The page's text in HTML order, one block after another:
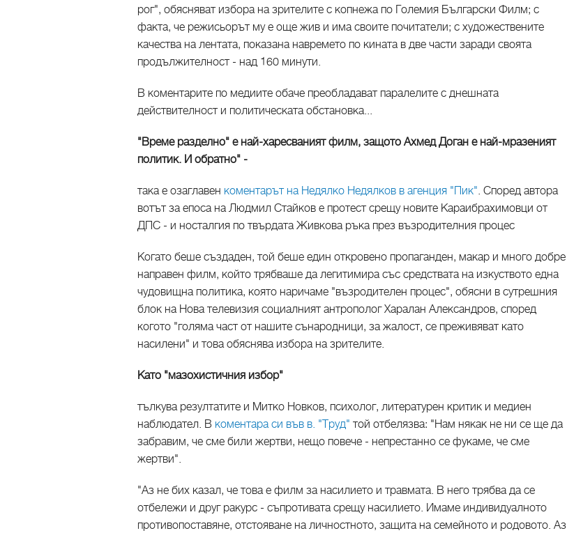
рог", обясняват избора на зрителите с копнежа по Големия Български Филм; с
факта, че режисьорът му е още жив и има своите почитатели; с художествените
качества на лентата, показана навремето по кината в две части заради своята
продължителност - над 160 минути.
В коментарите по медиите обаче преобладават паралелите с днешната
действителност и политическата обстановка...
"Време разделно" е най-харесваният филм, защото Ахмед Доган е най-мразеният
политик. И обратно" -
така е озаглавен коментарът на Недялко Недялков в агенция "Пик". Според автора
вотът за епоса на Людмил Стайков е протест срещу новите Караибрахимовци от
ДПС - и носталгия по твърдата Живкова ръка през възродителния процес
Когато беше създаден, той беше един откровено пропаганден, макар и много добре
направен филм, който трябваше да легитимира със средствата на изкуството една
чудовищна политика, която наричаме "възродителен процес", обясни в сутрешния
блок на Нова телевизия социалният антрополог Харалан Александров, според
когото "голяма част от нашите сънародници, за жалост, се преживяват като
насилени" и това обяснява избора на зрителите.
Като "мазохистичния избор"
тълкува резултатите и Митко Новков, психолог, литературен критик и медиен
наблюдател. В коментара си във в. "Труд" той отбелязва: "Нам някак не ни се ще да
забравим, че сме били жертви, нещо повече - непрестанно се фукаме, че сме
жертви".
"Аз не бих казал, че това е филм за насилието и травмата. В него трябва да се
отбележи и друг ракурс - съпротивата срещу насилието. Имаме индивидуалното
противопоставяне, отстояване на личностното, защита на семейното и родовото. Аз